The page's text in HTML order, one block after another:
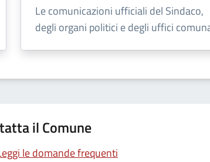
Le comunicazioni ufficiali del Sindaco,
degli organi politici e degli uffici
il Comune
le domande frequenti